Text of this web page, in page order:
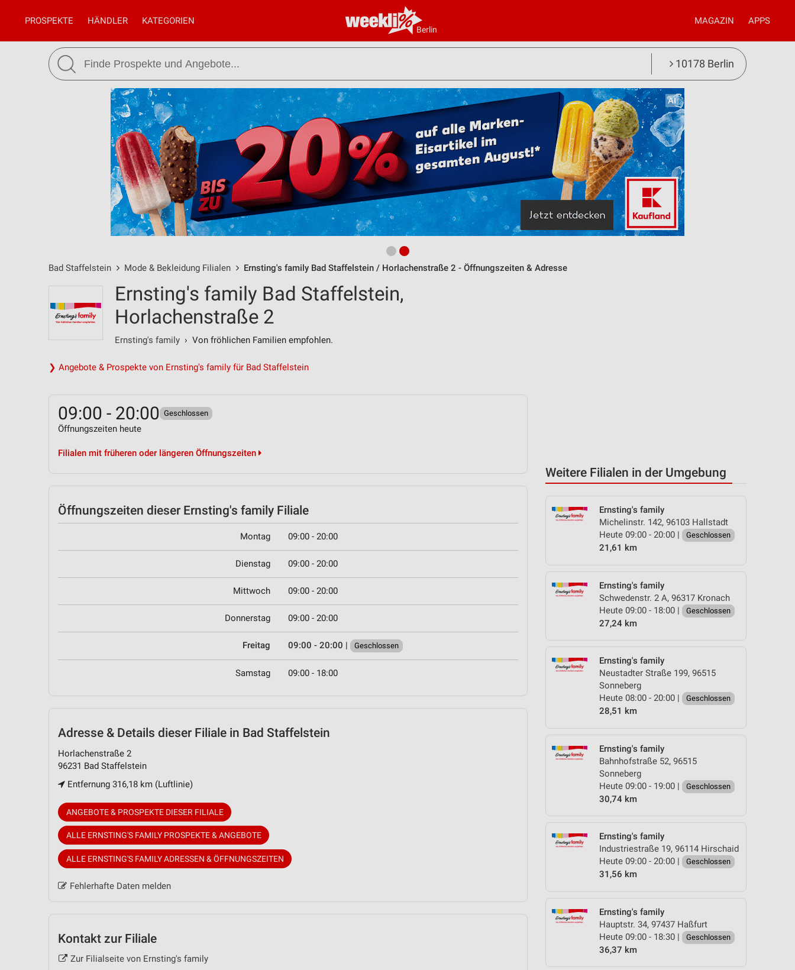
Berlin
PROSPEKTE HÄNDLER KATEGORIEN MAGAZIN APPS
10178 Berlin
Bad Staffelstein Mode & Bekleidung Filialen Ernsting's family Bad Staffelstein / Horlachenstraße 2 - Öffnungszeiten & Adresse
Weitere Filialen in der Umgebung
Ernsting's family
Michelinstr. 142, 96103 Hallstadt
Heute 09:00 - 20:00 |
Geschlossen
21,61 km
Ernsting's family
Schwedenstr. 2 A, 96317 Kronach
Heute 09:00 - 18:00 |
Geschlossen
27,24 km
Ernsting's family
Neustadter Straße 199, 96515
Sonneberg
Heute 08:00 - 20:00 |
Geschlossen
28,51 km
Ernsting's family
Bahnhofstraße 52, 96515
Sonneberg
Heute 09:00 - 19:00 |
Geschlossen
30,74 km
Ernsting's family
Industriestraße 19, 96114 Hirschaid
Heute 09:00 - 20:00 |
Geschlossen
31,56 km
Ernsting's family
Hauptstr. 34, 97437 Haßfurt
Heute 09:00 - 18:30 |
Geschlossen
36,37 km
Ernsting's family Bad Staffelstein,
Horlachenstraße 2
Ernsting's family › Von fröhlichen Familien empfohlen.
❯ Angebote & Prospekte von Ernsting's family für Bad Staffelstein
09:00 - 20:00 Geschlossen
Öffnungszeiten heute
Filialen mit früheren oder längeren Öffnungszeiten
Öffnungszeiten dieser Ernsting's family Filiale
Montag 09:00 - 20:00
Dienstag 09:00 - 20:00
Mittwoch 09:00 - 20:00
Donnerstag 09:00 - 20:00
Freitag 09:00 - 20:00 | Geschlossen
Samstag 09:00 - 18:00
Adresse & Details dieser Filiale in Bad Staffelstein
Horlachenstraße 2
96231 Bad Staffelstein
Entfernung 316,18 km (Luftlinie)
ANGEBOTE & PROSPEKTE DIESER FILIALE
ALLE ERNSTING'S FAMILY PROSPEKTE & ANGEBOTE
ALLE ERNSTING'S FAMILY ADRESSEN & ÖFFNUNGSZEITEN
Fehlerhafte Daten melden
Kontakt zur Filiale
Zur Filialseite von Ernsting's family